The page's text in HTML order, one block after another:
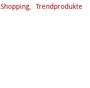
Shopping, Trendprodukte